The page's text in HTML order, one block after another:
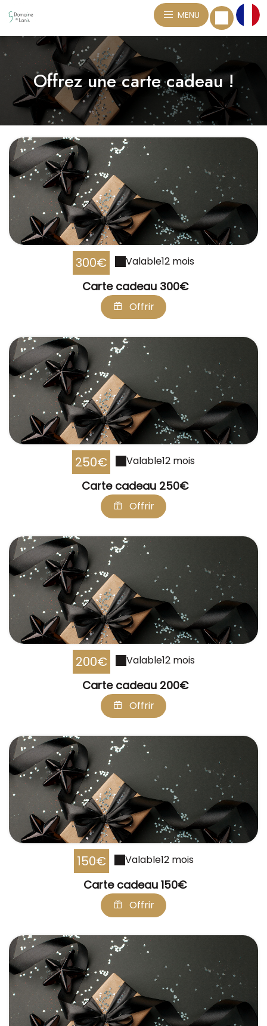
MENU
Offrez une carte cadeau !
300€ Valable12 mois
Carte cadeau 300€
Offrir
250€ Valable12 mois
Carte cadeau 250€
Offrir
200€ Valable12 mois
Carte cadeau 200€
Offrir
150€ Valable12 mois
Carte cadeau 150€
Offrir